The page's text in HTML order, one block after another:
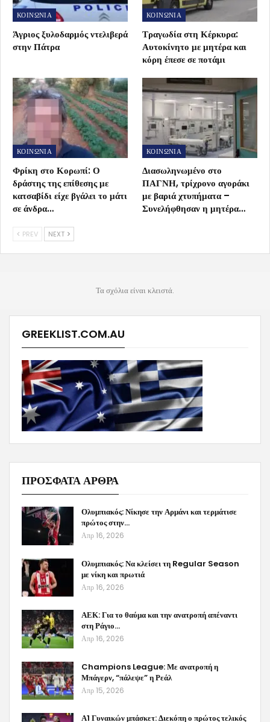
ΚΟΙΝΩΝΙΑ
Άγριος ξυλοδαρμός ντελιβερά
στην Πάτρα
ΚΟΙΝΩΝΙΑ
Τραγωδία στη Κέρκυρα:
Αυτοκίνητο με μητέρα και
κόρη έπεσε σε ποτάμι
ΚΟΙΝΩΝΙΑ
Φρίκη στο Κορωπί: Ο
δράστης της επίθεσης με
κατσαβίδι είχε βγάλει το μάτι
σε άνδρα…
ΚΟΙΝΩΝΙΑ
Διασωληνωμένο στο
ΠΑΓΝΗ, τρίχρονο αγοράκι
με βαριά χτυπήματα –
Συνελήφθησαν η μητέρα…
PREV NEXT
Τα σχόλια είναι κλειστά.
GREEKLIST.COM.AU
ΠΡΟΣΦΑΤΑ ΑΡΘΡΑ
Ολυμπιακός: Νίκησε την Αρμάνι και τερμάτισε
πρώτος στην…
Απρ 16, 2026
Ολυμπιακός: Να κλείσει τη Regular Season
με νίκη και πρωτιά
Απρ 16, 2026
ΑΕΚ: Για το θαύμα και την ανατροπή απέναντι
στη Ράγιο…
Απρ 16, 2026
Champions League: Με ανατροπή η
Μπάγερν, “πάλεψε” η Ρεάλ
Απρ 15, 2026
Α1 Γυναικών μπάσκετ: Διεκόπη ο πρώτος τελικός